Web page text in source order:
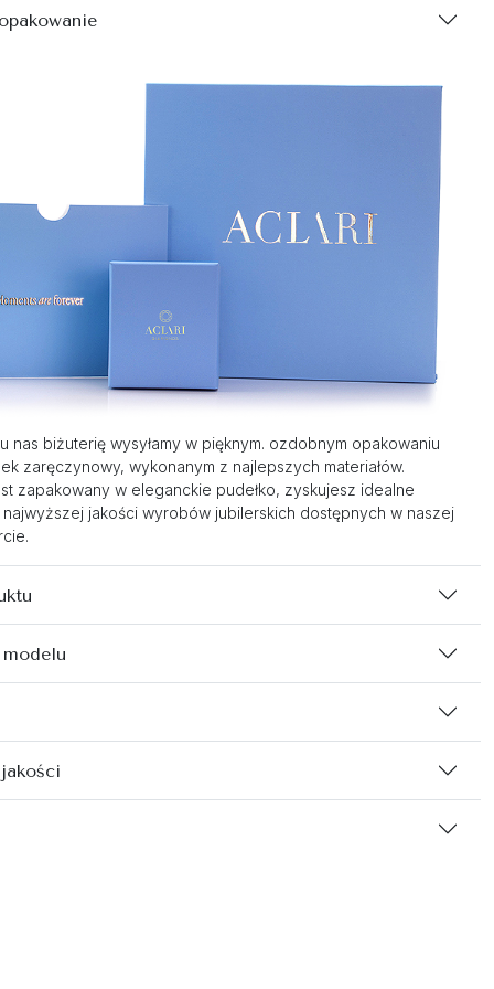
nas biżuterię wysyłamy w pięknym. ozdobnym opakowaniu
zaręczynowy, wykonanym z najlepszych materiałów.
zapakowany w eleganckie pudełko, zyskujesz idealne
najwyższej jakości wyrobów jubilerskich dostępnych w naszej